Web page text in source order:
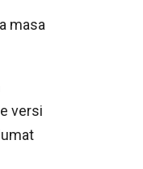
masa
versi